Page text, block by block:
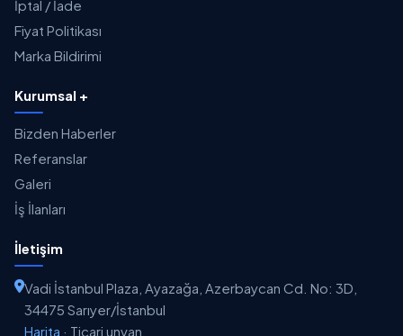
İptal / İade
Fiyat Politikası
Marka Bildirimi
Kurumsal +
Bizden Haberler
Referanslar
Galeri
İş İlanları
İletişim
Vadi İstanbul Plaza, Ayazağa, Azerbaycan Cd. No: 3D,
34475 Sarıyer/İstanbul
Harita · Ticari unvan